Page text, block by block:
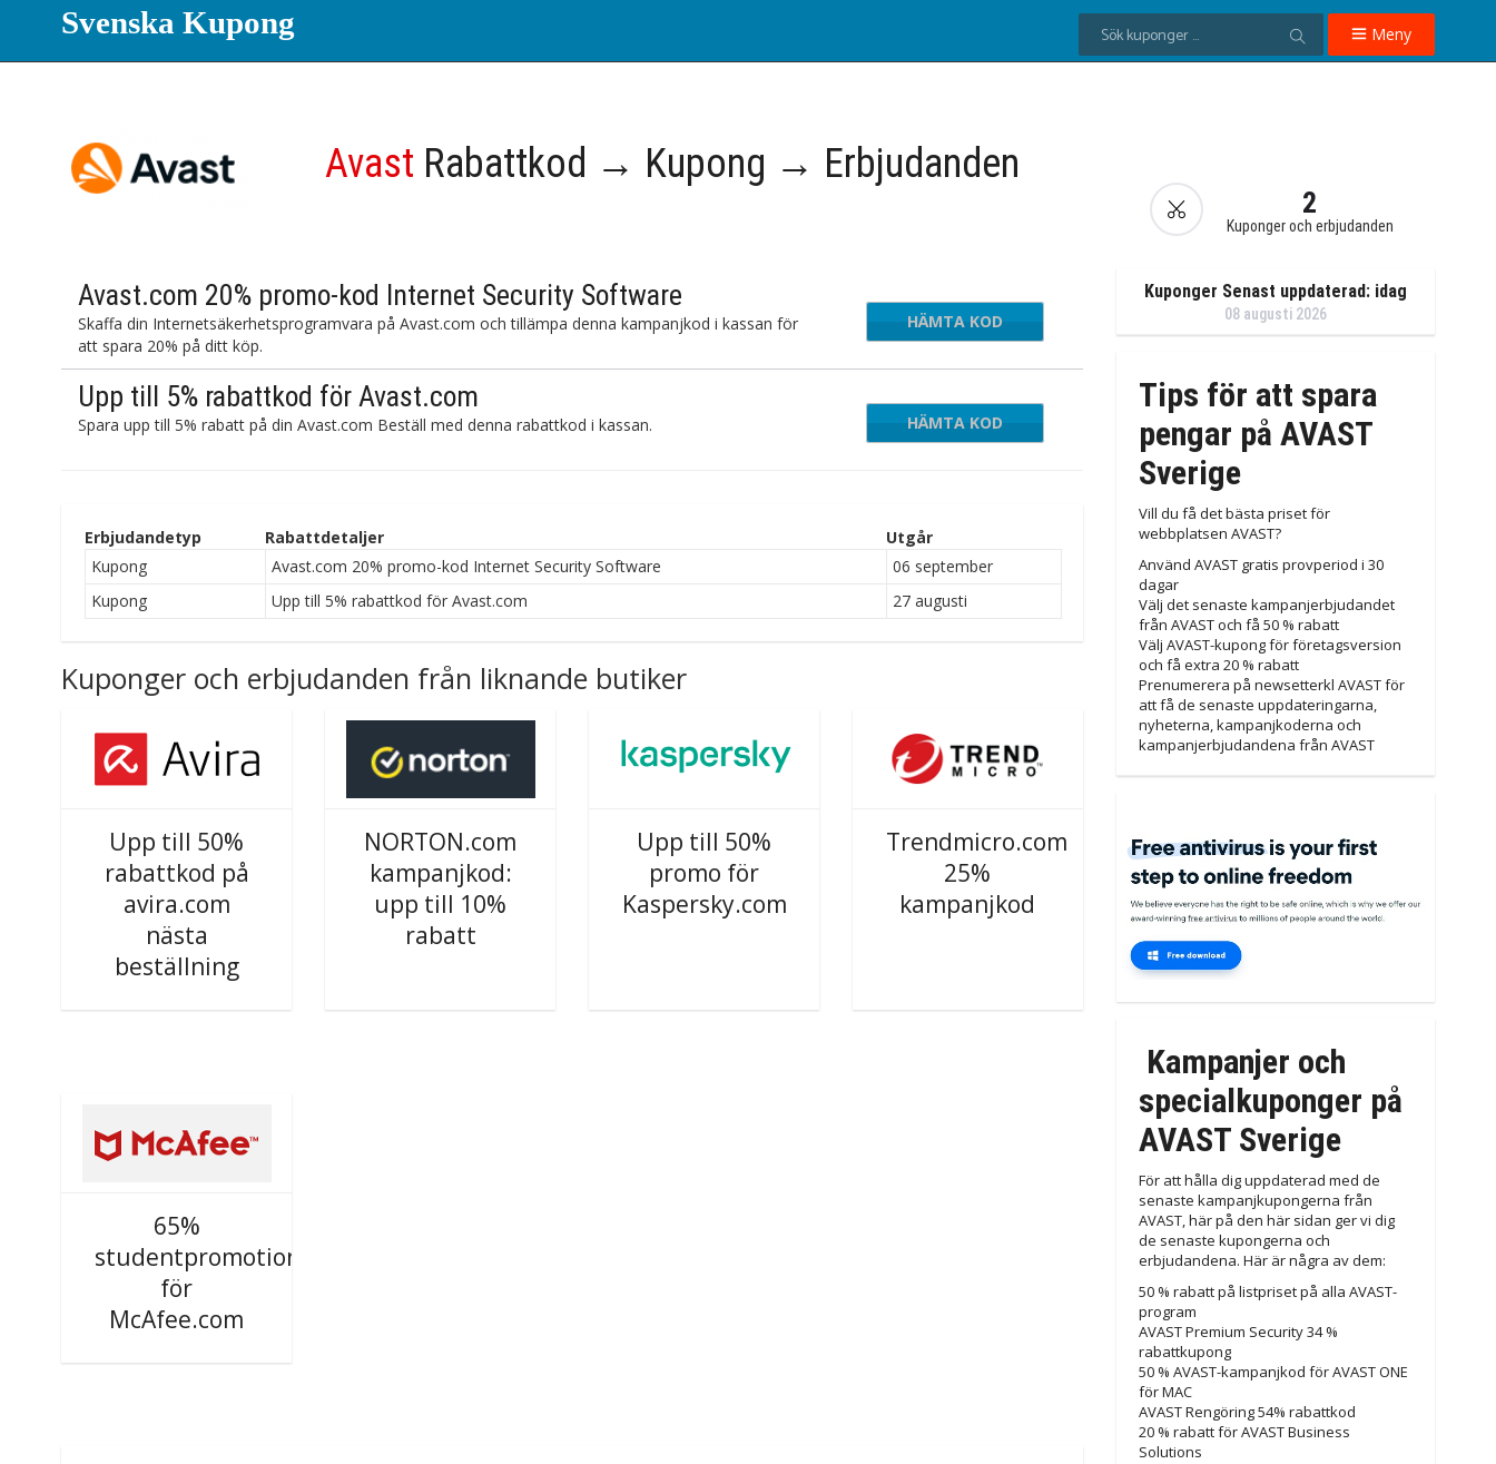
Svenska Kupong Meny
Avast Rabattkod → Kupong → Erbjudanden
2
Kuponger och erbjudanden
Avast.com 20% promo-kod Internet Security Software
Skaffa din Internetsäkerhetsprogramvara på Avast.com och tillämpa denna kampanjkod i kassan för
att spara 20% på ditt köp.
urf0711
HÄMTA KOD
Upp till 5% rabattkod för Avast.com
Spara upp till 5% rabatt på din Avast.com Beställ med denna rabattkod i kassan. VPNFOOT
HÄMTA KOD
Erbjudandetyp Rabattdetaljer
Utgår
Kupong
Avast.com 20% promo-kod Internet Security Software
06 september
Kupong
Upp till 5% rabattkod för Avast.com 27 augusti
Kuponger och erbjudanden från liknande butiker
Upp till 50%
rabattkod på
avira.com
nästa
beställning
NORTON.com
kampanjkod:
upp till 10%
rabatt
Upp till 50%
promo för
Kaspersky.com
Trendmicro.com
25%
kampanjkod
65%
studentpromotion
för
McAfee.com
Kuponger Senast uppdaterad: idag
08 augusti 2026
Tips för att spara
pengar på AVAST
Sverige
Vill du få det bästa priset för
webbplatsen AVAST?
Använd AVAST gratis provperiod i 30
dagar
Välj det senaste kampanjerbjudandet
från AVAST och få 50 % rabatt
Välj AVAST-kupong för företagsversion
och få extra 20 % rabatt
Prenumerera på newsetterkl AVAST för
att få de senaste uppdateringarna,
nyheterna, kampanjkoderna och
kampanjerbjudandena från AVAST
Kampanjer och
specialkuponger på
AVAST Sverige
För att hålla dig uppdaterad med de
senaste kampanjkupongerna från
AVAST, här på den här sidan ger vi dig
de senaste kupongerna och
erbjudandena. Här är några av dem:
50 % rabatt på listpriset på alla AVAST-
program
AVAST Premium Security 34 %
rabattkupong
50 % AVAST-kampanjkod för AVAST ONE
för MAC
AVAST Rengöring 54% rabattkod
20 % rabatt för AVAST Business
Solutions